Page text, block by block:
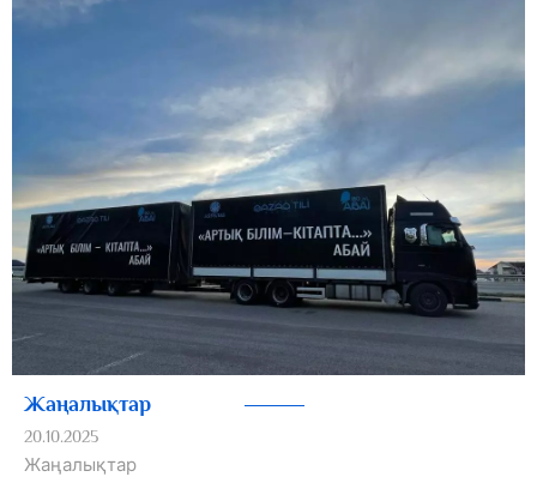
Жаңалықтар
20.10.2025
Жаңалықтар